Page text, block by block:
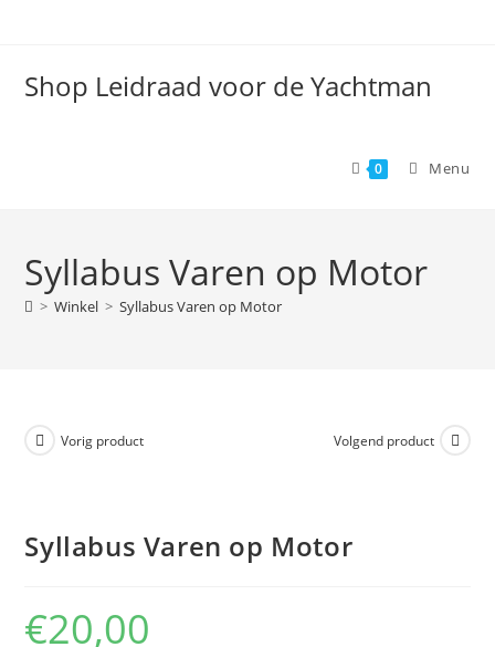
inhoudShop Leidraad voor de Yachtman
0 Menu
Syllabus Varen op Motor
> Winkel > Syllabus Varen op Motor
Vorig product Volgend product
Syllabus Varen op Motor
€20,00